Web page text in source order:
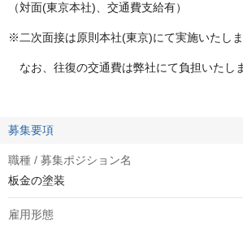
（対面(東京本社)、交通費支給有）
※二次面接は原則本社(東京)にて実施いたしま
なお、往復の交通費は弊社にて負担いたし
募集要項
職種 / 募集ポジション名
板金の塗装
雇用形態